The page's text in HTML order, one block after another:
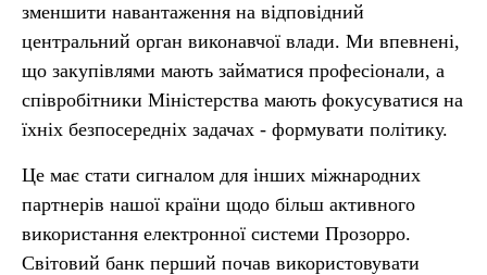
зменшити навантаження на відповідний
центральний орган виконавчої влади. Ми впевнені,
що закупівлями мають займатися професіонали, а
співробітники Міністерства мають фокусуватися на
їхніх безпосередніх задачах - формувати політику.
Це має стати сигналом для інших міжнародних
партнерів нашої країни щодо більш активного
використання електронної системи Прозорро.
Світовий банк перший почав використовувати